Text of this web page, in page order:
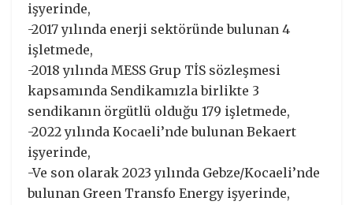
işyerinde,
-2017 yılında enerji sektöründe bulunan 4
işletmede,
-2018 yılında MESS Grup TİS sözleşmesi
kapsamında Sendikamızla birlikte 3
sendikanın örgütlü olduğu 179 işletmede,
-2022 yılında Kocaeli’nde bulunan Bekaert
işyerinde,
-Ve son olarak 2023 yılında Gebze/Kocaeli’nde
bulunan Green Transfo Energy işyerinde,